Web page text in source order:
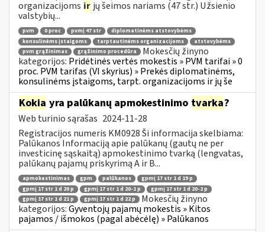
organizacijoms ir jų šeimos nariams (47 str.) Užsienio
valstybių...
pvm 0 proc pvmį 47 str
diplomatinėms atstovybėms
konsulinėms įstaigoms
tarptautinėms organizacijoms
atstovybėms
pvm grąžinimas
grąžinimo procedūra
Mokesčių žinyno
kategorijos: Pridėtinės vertės mokestis » PVM tarifai » 0
proc. PVM tarifas (VI skyrius) » Prekės diplomatinėms,
konsulinėms įstaigoms, tarpt. organizacijoms ir jų še
Kokia yra palūkanų apmokestinimo tvarka?
Web turinio sąrašas 2024-11-28
Registracijos numeris KM0928 Ši informacija skelbiama:
Palūkanos Informaciją apie palūkanų (gautų ne per
investicinę sąskaitą) apmokestinimo tvarką (lengvatas,
palūkanų pajamų priskyrimą A ir B...
apmokestinimas gpm palūkanos
gpmį 17 str 1 d 19 p
gpmį 17 str 1 d 20 p
gpmį 17 str 1 d 20-1 p
gpmį 17 str 1 d 20-2 p
gpmį 17 str 1 d 21 p
gpmį 17 str 1 d 22 p
Mokesčių žinyno
kategorijos:Gyventojų pajamų mokestis » Kitos
pajamos / išmokos (pagal abėcėlę) » Palūkanos